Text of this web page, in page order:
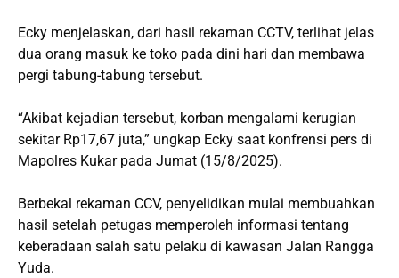
Ecky menjelaskan, dari hasil rekaman CCTV, terlihat jelas
dua orang masuk ke toko pada dini hari dan membawa
pergi tabung-tabung tersebut.
“Akibat kejadian tersebut, korban mengalami kerugian
sekitar Rp17,67 juta,” ungkap Ecky saat konfrensi pers di
Mapolres Kukar pada Jumat (15/8/2025).
Berbekal rekaman CCV, penyelidikan mulai membuahkan
hasil setelah petugas memperoleh informasi tentang
keberadaan salah satu pelaku di kawasan Jalan Rangga
Yuda.